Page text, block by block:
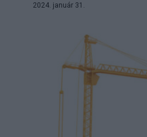
2024. január 31.